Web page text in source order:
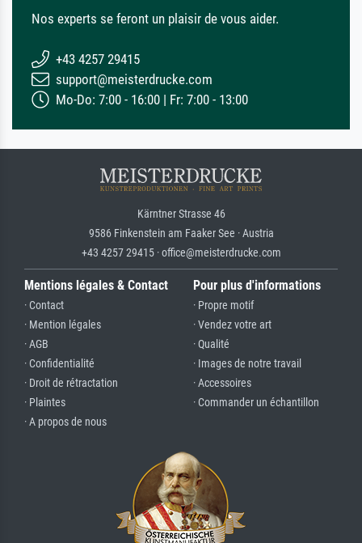
Nos experts se feront un plaisir de vous aider.
+43 4257 29415
support@meisterdrucke.com
Mo-Do: 7:00 - 16:00 | Fr: 7:00 - 13:00
Kärntner Strasse 46
9586 Finkenstein am Faaker See · Austria
+43 4257 29415 · office@meisterdrucke.com
Mentions légales & Contact
· Contact
· Mention légales
· AGB
· Confidentialité
· Droit de rétractation
· Plaintes
· A propos de nous
Pour plus d'informations
· Propre motif
· Vendez votre art
· Qualité
· Images de notre travail
· Accessoires
· Commander un échantillon